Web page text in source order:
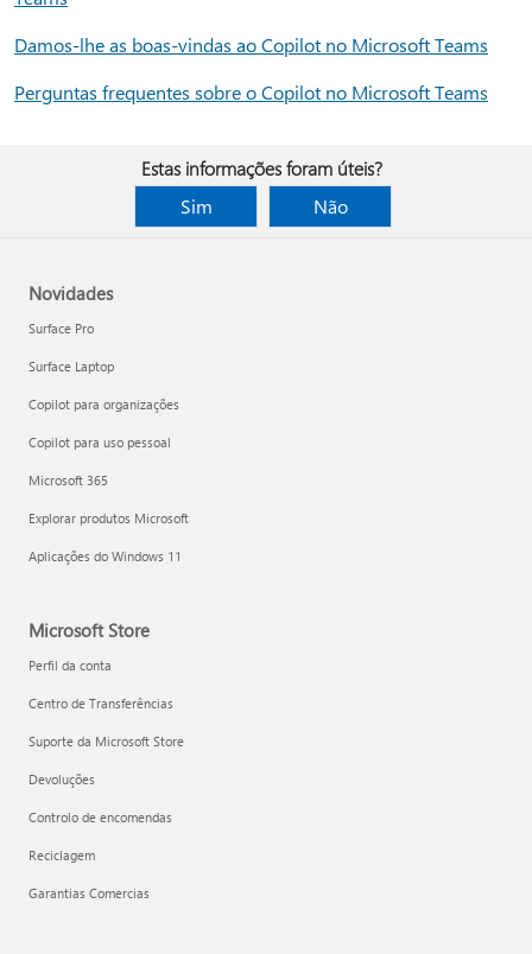
Damos-lhe as boas-vindas ao Copilot no Microsoft Teams
Perguntas frequentes sobre o Copilot no Microsoft Teams
Estas informações foram úteis?
Sim
Não
Novidades
Surface Pro
Surface Laptop
Copilot para organizações
Copilot para uso pessoal
Microsoft 365
Explorar produtos Microsoft
Aplicações do Windows 11
Microsoft Store
Perfil da conta
Centro de Transferências
Suporte da Microsoft Store
Devoluções
Controlo de encomendas
Reciclagem
Garantias Comercias